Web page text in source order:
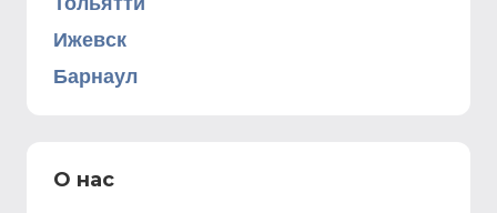
Ижевск
Барнаул
О нас